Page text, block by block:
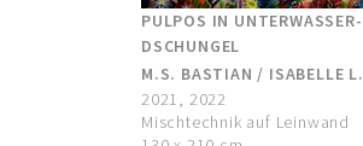
PULPOS IN UNTERWASSER-
DSCHUNGEL
M.S. BASTIAN / ISABELLE L.
2021, 2022
Mischtechnik auf Leinwand